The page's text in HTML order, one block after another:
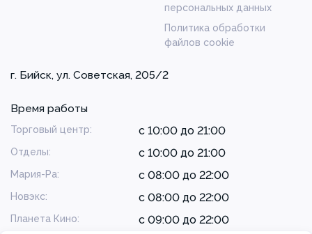
персональных данных
Политика обработки
файлов cookie
г. Бийск, ул. Советская, 205/2
Время работы
Торговый центр: с 10:00 до 21:00
Отделы: с 10:00 до 21:00
Мария-Ра: с 08:00 до 22:00
Новэкс: с 08:00 до 22:00
Планета Кино: с 09:00 до 22:00